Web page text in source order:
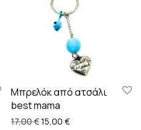
Μπρελόκ από ατσάλι
best mama
17,00€Original price was: 17,00
15,00 €Η τρέχουσα τιμή